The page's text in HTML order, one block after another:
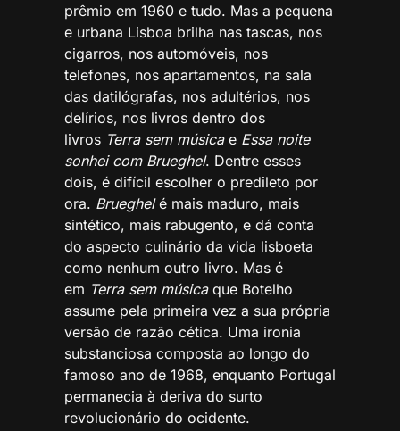
prêmio em 1960 e tudo. Mas a pequena
e urbana Lisboa brilha nas tascas, nos
cigarros, nos automóveis, nos
telefones, nos apartamentos, na sala
das datilógrafas, nos adultérios, nos
delírios, nos livros dentro dos
livros Terra sem música e Essa noite
sonhei com Brueghel. Dentre esses
dois, é difícil escolher o predileto por
ora. Brueghelé mais maduro, mais
sintético, mais rabugento, e dá conta
do aspecto culinário da vida lisboeta
como nenhum outro livro. Mas é
em Terra sem músicaque Botelho
assume pela primeira vez a sua própria
versão de razão cética. Uma ironia
substanciosa composta ao longo do
famoso ano de 1968, enquanto Portugal
permanecia à deriva do surto
revolucionário do ocidente.